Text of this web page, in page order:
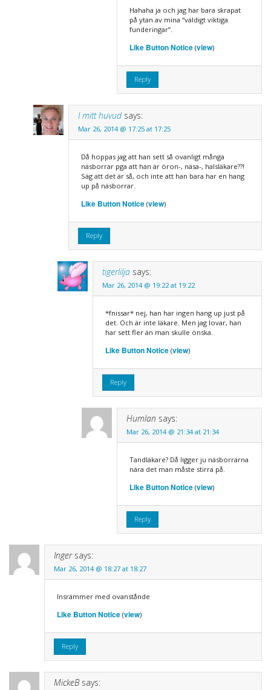
Hahaha ja och jag har bara skrapat
på ytan av mina “väldigt viktiga
funderingar”.
Like Button Notice(view)
Reply
I mitt huvud says:
Mar 26, 2014 @ 17:25 at 17:25
Då hoppas jag att han sett så ovanligt många
näsborrar pga att han är öron-, näsa-, halsläkare??!
Säg att det är så, och inte att han bara har en hang
up på näsborrar.
Like Button Notice(view)
Reply
tigerlilja says:
Mar 26, 2014 @ 19:22 at 19:22
*fnissar* nej, han har ingen hang up just på
det. Och är inte läkare. Men jag lovar, han
har sett fler än man skulle önska.
Like Button Notice(view)
Reply
Humlan says:
Mar 26, 2014 @ 21:34 at 21:34
Tandläkare? Då ligger ju näsborrarna
nära det man måste stirra på.
Like Button Notice(view)
Reply
Inger says:
Mar 26, 2014 @ 18:27 at 18:27
Insrämmer med ovanstånde
Like Button Notice(view)
Reply
MickeB says: